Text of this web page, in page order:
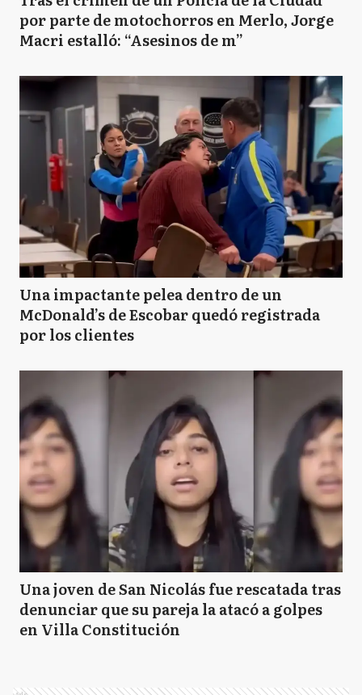
por parte de motochorros en Merlo, Jorge
Macri estalló: “Asesinos de m”
Una impactante pelea dentro de un
McDonald’s de Escobar quedó registrada
por los clientes
Una joven de San Nicolás fue rescatada tras
denunciar que su pareja la atacó a golpes
en Villa Constitución